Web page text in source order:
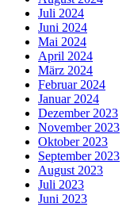
Juli 2024
Juni 2024
Mai 2024
April 2024
März 2024
Februar 2024
Januar 2024
Dezember 2023
November 2023
Oktober 2023
September 2023
August 2023
Juli 2023
Juni 2023